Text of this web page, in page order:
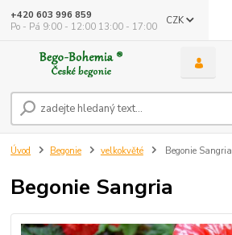
CZK
+420 603 996 859
Po - Pá 9:00 - 12:00 13:00 - 17:00
Úvod Begonie velkokvěté Begonie Sangria
Begonie Sangria